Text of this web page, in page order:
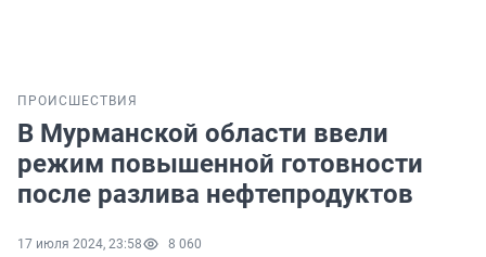
ПРОИСШЕСТВИЯ
В Мурманской области ввели
режим повышенной готовности
после разлива нефтепродуктов
17 июля 2024, 23:58 8 060